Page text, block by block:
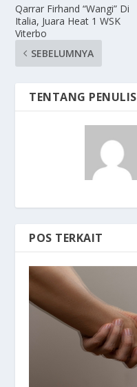
Qarrar Firhand “Wangi” Di
Italia, Juara Heat 1 WSK
Viterbo
SEBELUMNYA
TENTANG PENULIS
POS TERKAIT